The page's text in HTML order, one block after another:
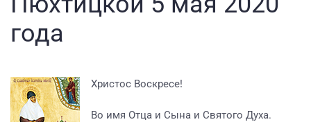
года
Христос Воскресе!
Во имя Отца и Сына и Святого Духа.